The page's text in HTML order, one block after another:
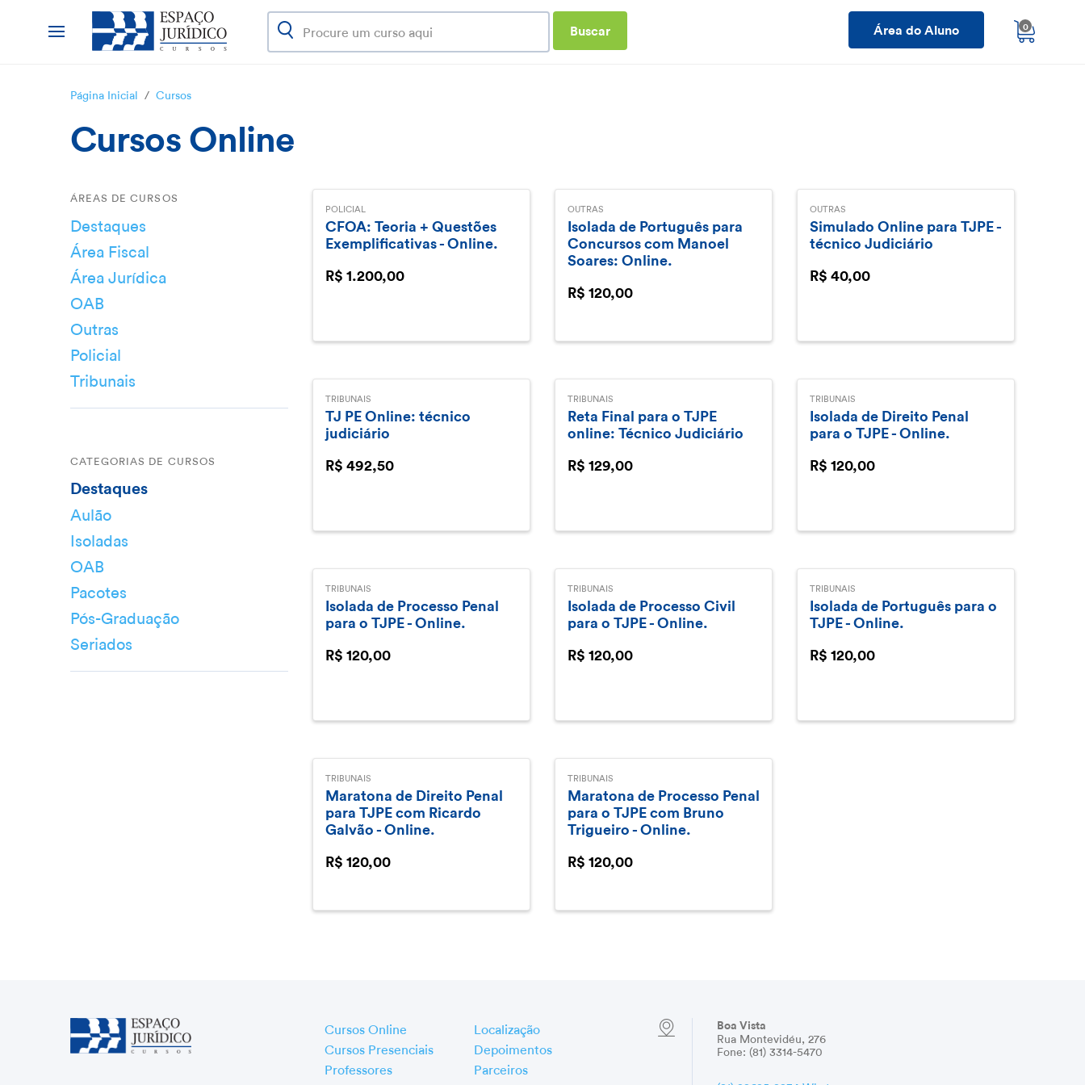
Buscar Área do Aluno 0
Página Inicial / Cursos
Cursos Online
ÁREAS DE CURSOS
Destaques
Área Fiscal
Área Jurídica
OAB
Outras
Policial
Tribunais
CATEGORIAS DE CURSOS
Destaques
Aulão
Isoladas
OAB
Pacotes
Pós-Graduação
Seriados
POLICIAL
CFOA: Teoria + Questões
Exemplificativas - Online.
R$ 1.200,00
OUTRAS
Isolada de Português para
Concursos com Manoel
Soares: Online.
R$ 120,00
OUTRAS
Simulado Online para TJPE -
técnico Judiciário
R$ 40,00
TRIBUNAIS
TJ PE Online: técnico
judiciário
R$ 492,50
TRIBUNAIS
Reta Final para o TJPE
online: Técnico Judiciário
R$ 129,00
TRIBUNAIS
Isolada de Direito Penal
para o TJPE - Online.
R$ 120,00
TRIBUNAIS
Isolada de Processo Penal
para o TJPE - Online.
R$ 120,00
TRIBUNAIS
Isolada de Processo Civil
para o TJPE - Online.
R$ 120,00
TRIBUNAIS
Isolada de Português para o
TJPE - Online.
R$ 120,00
TRIBUNAIS
Maratona de Direito Penal
para TJPE com Ricardo
Galvão - Online.
R$ 120,00
TRIBUNAIS
Maratona de Processo Penal
para o TJPE com Bruno
Trigueiro - Online.
R$ 120,00
Cursos Online
Cursos Presenciais
Professores
Localização
Depoimentos
Parceiros
Boa Vista
Rua Montevidéu, 276
Fone: (81) 3314-5470